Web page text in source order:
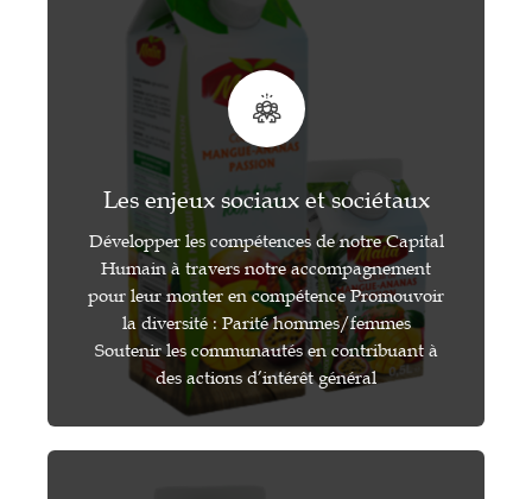
Les enjeux sociaux et sociétaux
Développer les compétences de notre Capital
Humain à travers notre accompagnement
pour leur monter en compétence Promouvoir
la diversité : Parité hommes/femmes
Soutenir les communautés en contribuant à
des actions d’intérêt général